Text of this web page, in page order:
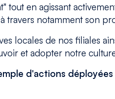
tout en agissant
travers notamment son
locales de nos filiales
et adopter notre
d'actions